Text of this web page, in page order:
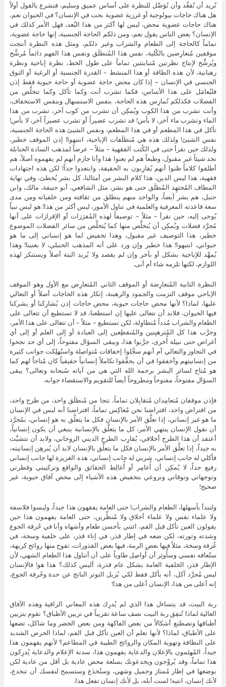
نُريد أن نُقعِّد وأن نُؤصِّل للنظرة على أساس عميق وسليم، فنشرع بالقول أولاً
هل هناك حاجات بيولوجية أو غرزية عضوية بحت في الإنسان؟ في الحيوان نعم،
هناك حاجات عضوية محض، ليس لها أكثر من هذا البُعد، فهل الأمر كذلك في
الإنسان؟ بعض الناس يقول نعم، ومن ذلكم الحاجة الجنسية، إنها حاجة عضوية،
تماماً كالحاجة إلى الطعام والشراب وغير ذلكم، ومثل هذه النظرة أنتجت
موقفين مُتعارِضين بالكُلية، نفس هذا المُنطلَق ونفس هذا الفهم دائماً مُرشَّح
ويُرشِّح لإنتاج نظرتين مُتباينتين تماماً على طول الخط، نظرة إباحية ونظرة
رهبانية، لأن هذه الطاقة أو هذا المنشط – القدرة الجنسية أو الرغبة أو التوق
الجنسي في الإنسان – إذا كان محض حاجة عضوية أو حاجة حيوية فقط إذن
فليُعامَل على هذا الأساس، فكما تشرب أنت وكما تأكل وكما تتخلَّص من
الفضلات فكذلكم تُمارِس هذه الحاجة، بنفس الاستسهال وبنفس الاستخفاف،
وأنت تشرب من هذا الكوب ويُمكِن أن تشرب من كوب آخر، تشرب من هذا
الماء وتشرب ماء آخر، لا بأس! قد تشرب عصيراً أو تشرب عصيراً آخر، لا بأس!
تأكل في هذا المطعم أو في هذا المطعم، ونفس الشيئ هذه الحاجة الجنسية،
نفس الشيئ! ولذلك هذه هي مُنطلَقات الإباحية، انتبهوا! إذن الموقف خطير،
ولذلك حين نقرأ حتى في الكُتب الفقهية – مثلاً – عرضاً لمذهب السادة الحنابلة
نجد شيئاً غير مقبول، وطبعاً هم لم يعنوا هذا وأنا جازم أنهم لم يفهموه أصلاً، هم
أطلقوا كلاماً ظنوا أنهم يُقارِبون به الحقيقة، وابتعدوا جداً! لكن هذه اجتهادات
فقهية، هذا ليس الدين، هذا كلام البشر من أمثالنا، كل بشر يُخطئ، وفي نهاية
المطاف المُجتهِد المُطلَق حتى هو بشر، مثل الشافعي، أبو حنيفة، مالك، وابن
حنبل، هم بشر أيضاً، والواحد منهم ينطلق من ثقافته ومن خلفياته ومن مدى
سعة قاعدته المعرفية والعلمية في تناول الأمور، ليس أكثر من هذا! هو ليس نبياً
يُوحى إليه، حين نقرأ – مثلاً – توصيفاً لهذه المُفرَزات أو الإفرازات على أنها
مُجرَّد فضلات ويُمكِن أن يُتخلَّص منها كما يُتخلَّص من سائر الفضلات الموضوع
خطير، هذا التوصيف غير مقبول، وهذا تخفيض لما هو إنساني إلى ما هو
حيواني، انتبهوا! هذا خطير وإن ورد على أنه المذهب الحنبلي، لا يعنينا! وهذا
يُمهِّد للإباحية بشكل أو بآخر وإن لم يقصد ولا يُريد البتة أصلاً ويستنكر لهذه
اللوازم، لكنها تلزمه شاء أم أبى.
النظرة الثانية المُتعارِضة أو الموقف الثاني المُتعارِض مع الأول وهو الموقف
الإباحي موقف التزمت والجمود والرهبنة، إنكار هذه الحاجات أصلاً أو التعالي
عليها، لماذا؟ لأنها محض حاجات حيوية، محض حاجات إذن يُشارِكنا أو يشركنا
فيها الحيوان، فلابد أن نتعالى عليها إن استطعنا، قد لا تستطيع أن تتعالى على
الطعام والشراب مُدداً مُتطاوِلة، لكن تستطيع – مثلاً – أن تتعالى على هذا الأمر،
وجرَّب هذا كل المُترهبِنين والمُنقطِعين إلى العبادة أو إلى العلم أو إلى أي
أغراض حتى نبيلة أُخرى، جرَّبوا هذا، ويبقى السؤال مفتوحاً، إلى أي حد نجحوا
في التجاوز والتعالي أم أنهم سجَّلوا إخفاقات مُتواصِلة واستُهلِكت جوانب كثيرة
من إنسانيتهم وأخفقوا في أن يحقِّقوا تكاملاً إنسانياً حقيقياً كان مُتاحاً لهم كما
هو مُتاح لسائر البشر برحمة الله التي هي من آياته سُبحانه وتعالى؟ يبقى
السؤال مفتوحاً، مفتوحاً ومطروحاً أيضاً للتقويم والاستقصاء جوابه.
فإذن موقفان مُتعامِدان مُتقابِلان تماماً، نتجا من مُنطلَق واحد، من طرح واحد،
من افتراض واحد، افتراضنا نحن مُعاكِس تماماً، افتراضنا أنه ليس في الإنسان
ما هو غير إنساني، إذا تعلَّق الأمر بالإنسان فكل ما يتعلَّق به هو إنساني، بمُجرَّد
أن نقول الإنسان ينتهي الأمر، كل ما يتعلَّق بالإنسانية ينبغي أن يكون إنسانياً،
أعتقد أن هذا الطرح أخلاقي، يُقارِب الطرح الديني الروحاني، ولابد أن نتشبَّث
به جيداً، إذا تعلَّق الأمر بالإنسان فكل ما يتعلَّق بالإنسان لابد أن يُبرهِن إنسانيته،
فأكلي له جانب إنساني، شربي له جانب إنساني، هذه الغريزة لها جانب إنساني
رفيع جداً، لا يُمكِن أن أُغامِر أو أُغالِط الحقائق والواقع وتركيبتي وفطرتي
وتوجهاتي وتوقاني ونزوعي بتخفيض هذه الأشياء إلى محض آفاق حيوية، غير
صحيح!
ولنبدأ بأسهلها، الطعام والشراب! حتى العامة يفقهون هذا جيداً، وليسوا فلاسفة
ولا علماء نفس ولا علماء أخلاق ولا مُنظِّرين، حتى العامة يفهمون هذا حين
يقولون العين تأكل قبل الفم، ائتني بأحسن طعام وأشهاه وأنا في حُرقة الجوع
وشدته وثورته، لكن ضعه في إطار قذر، في إناء قذر، على خلفية وسخة، في
غُرفة وسخة، مثلاً فيها بعض الرمة، فيها بعض القذورات، تفوح منها روائح كريهة،
ستُعافه نفسي وسأُوثِر أن أُواصِل طاوياً على أن أتناول هذا الطعام الشهي، لأن
الإطار قذر، الخلفية العامة بشكل عام قذرة، أليس كذلك؟ هذا هو! فالإنسان
ليس مُجرَّد آكل، أنه يأكل فقط لكي يُزيل التوتر الناتج عن حدة وحُرقة الجوع،
إنه أعلى من هذا، الإنسان أعلى من هذا!
ربة البيت، قد يتساءل هذا الذي لم يُدرِك هذه المعاني الراقية وهذه الآفاق
العالية لماذا تُنفِق ربة البيت نصف ساعة تقريباً في تزيين الأطباق؟ تقوم بتزيين
أطباقها وتصطنع أشكالاً من بعض الفاكهة ومن بعض الخضر وما شاكل، تضعها
على الأطباق، لماذا؟ لأنها تعلم أن العين تأكل قبل الفم، لماذا الحرص الشديد
على النظافة وتهوية المكان والروائح الطيبة في المطاعم؟ لأنهم يفهمون هذا
جيداً، المُهتَمون بالإعلان والدعاية يفهمون هذا، سدنة الإعلام والدعاية يُدرِكون
هذا تماماً، وقد يُروِّجون ويخدعونك بسلعة محض عادية بل أقل من عادية لكن
بوضعها في إطار مُمتاز وجميل وشهي، وستُخدَع وستسمح لنفسك أن تنخدع،
لأنك إنسان، انتبه! لست أبله، بل لأنك إنسان تفعل هذا.